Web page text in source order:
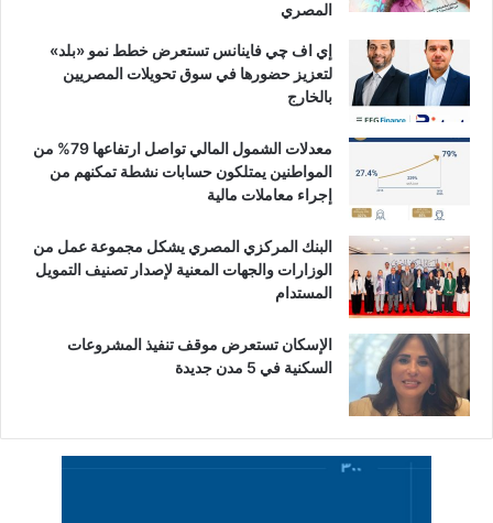
المصري
إي اف چي فاينانس تستعرض خطط نمو «بلد»
لتعزيز حضورها في سوق تحويلات المصريين
بالخارج
معدلات الشمول المالي تواصل ارتفاعها 79% من
المواطنين يمتلكون حسابات نشطة تمكنهم من
إجراء معاملات مالية
البنك المركزي المصري يشكل مجموعة عمل من
الوزارات والجهات المعنية لإصدار تصنيف التمويل
المستدام
الإسكان تستعرض موقف تنفيذ المشروعات
السكنية في 5 مدن جديدة